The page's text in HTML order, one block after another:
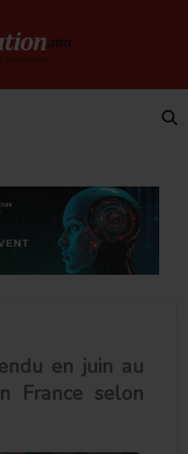
en juin au
France selon